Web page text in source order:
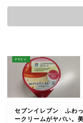
セブンイレブン ふわ
ークリームがヤバい。